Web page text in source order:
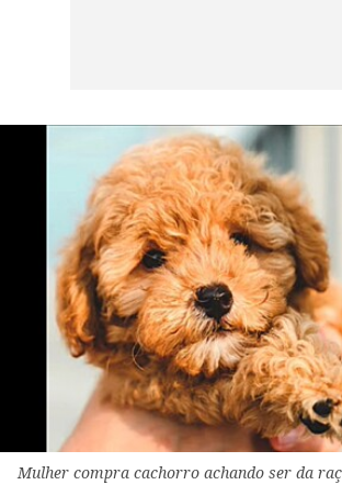
Mulher compra cachorro achando ser da